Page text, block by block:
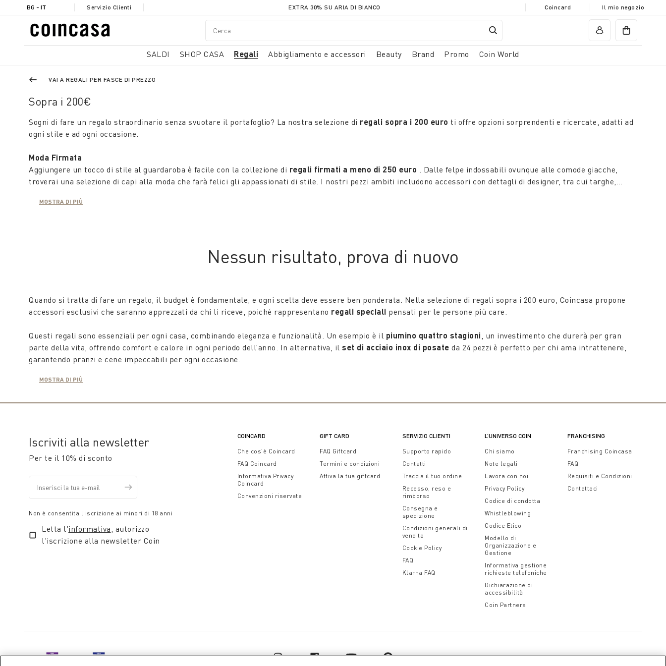
BG - IT Servizio Clienti EXTRA 30% SU ARIA DI BIANCO Coincard Il mio negozio
SALDI SHOP CASA Regali Abbigliamento e accessori Beauty Brand Promo Coin World
VAI A REGALI PER FASCE DI PREZZO
Sopra i 200€
Sogni di fare un regalo straordinario senza svuotare il portafoglio? La nostra selezione di regali sopra i 200 euro ti offre opzioni sorprendenti e ricercate, adatti ad
ogni stile e ad ogni occasione.
Moda Firmata
Aggiungere un tocco di stile al guardaroba è facile con la collezione di regali firmati a meno di 250 euro . Dalle felpe indossabili ovunque alle comode giacche,
troverai una selezione di capi alla moda che farà felici gli appassionati di stile. I nostri pezzi ambiti includono accessori con dettagli di designer, tra cui targhe,
Coin e Coincasa sono pronti ad aiutarti a trovare il regalo perfetto nella fascia di prezzo sopra i 200 euro. Rendi unica ogni occasione, dalla più intima alla più
formale, con un regalo speciale. Buono shopping!
MOSTRA DI PIÙ
Nessun risultato, prova di nuovo
Quando si tratta di fare un regalo, il budget è fondamentale, e ogni scelta deve essere ben ponderata. Nella selezione di regali sopra i 200 euro, Coincasa propone
accessori esclusivi che saranno apprezzati da chi li riceve, poiché rappresentano regali speciali pensati per le persone più care.
Questi regali sono essenziali per ogni casa, combinando eleganza e funzionalità. Un esempio è il piumino quattro stagioni, un investimento che durerà per gran
parte della vita, offrendo comfort e calore in ogni periodo dell’anno. In alternativa, il set di acciaio inox di posate da 24 pezzi è perfetto per chi ama intrattenere,
garantendo pranzi e cene impeccabili per ogni occasione.
Con ilset del tavolino
Queste idee regalo, pur nella loro semplicità, sono particolari e ricche di significato, offrendo l’opportunità di esprimere affetto e cura per chi le riceve. Con
Coincasa, ogni dono diventa un gesto prezioso per celebrare i momenti speciali della vita.
MOSTRA DI PIÙ
Iscriviti alla newsletter
Per te il 10% di sconto
Non è consentita l'iscrizione ai minori di 18 anni
Letta l'informativa, autorizzo
l'iscrizione alla newsletter Coin
COINCARD
Che cos'è Coincard
FAQ Coincard
Informativa Privacy
Coincard
Convenzioni riservate
GIFT CARD
FAQ Giftcard
Termini e condizioni
Attiva la tua giftcard
SERVIZIO CLIENTI
Supporto rapido
Contatti
Traccia il tuo ordine
Recesso, reso e
rimborso
Consegna e
spedizione
Condizioni generali di
vendita
Cookie Policy
FAQ
Klarna FAQ
L’UNIVERSO COIN
Chi siamo
Note legali
Lavora con noi
Privacy Policy
Codice di condotta
Whistleblowing
Codice Etico
Modello di
Organizzazione e
Gestione
Informativa gestione
richieste telefoniche
Dichiarazione di
accessibilità
Coin Partners
FRANCHISING
Franchising Coincasa
FAQ
Requisiti e Condizioni
Contattaci